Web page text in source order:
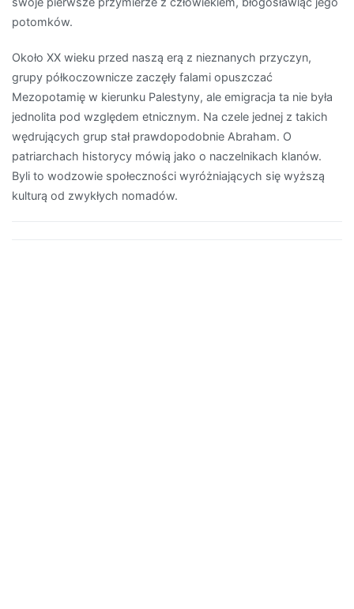
potomków.
Około XX wieku przed naszą erą z nieznanych przyczyn,
grupy półkoczownicze zaczęły falami opuszczać
Mezopotamię w kierunku Palestyny, ale emigracja ta nie była
jednolita pod względem etnicznym. Na czele jednej z takich
wędrujących grup stał prawdopodobnie Abraham. O
patriarchach historycy mówią jako o naczelnikach klanów.
Byli to wodzowie społeczności wyróżniających się wyższą
kulturą od zwykłych nomadów.